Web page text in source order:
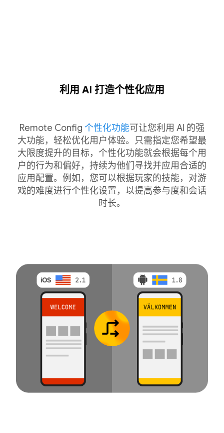
利用 AI 打造个性化应用
Remote Config 个性化功能可让您利用 AI 的强
大功能，轻松优化用户体验。只需指定您希望最
大限度提升的目标，个性化功能就会根据每个用
户的行为和偏好，持续为他们寻找并应用合适的
应用配置。例如，您可以根据玩家的技能，对游
戏的难度进行个性化设置，以提高参与度和会话
时长。